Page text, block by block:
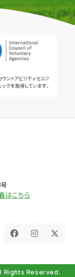
はこちら
Rights Reserved.